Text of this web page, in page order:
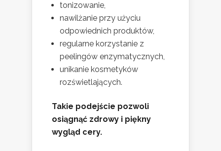
tonizowanie,
nawilżanie przy użyciu
odpowiednich produktów,
regularne korzystanie z
peelingów enzymatycznych,
unikanie kosmetyków
rozświetlających.
Takie podejście pozwoli
osiągnąć zdrowy i piękny
wygląd cery.